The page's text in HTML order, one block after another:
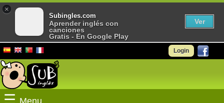
Login
☰ Menu
×
Subingles.com
Aprender inglés con
canciones
Gratis - En Google Play
Ver